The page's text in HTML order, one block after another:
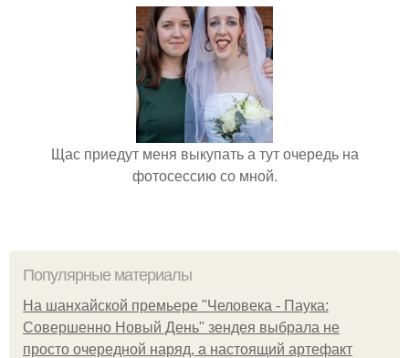
Щас приедут меня выкупать а тут очередь на
фотосессию со мной.
Популярные материалы
На шанхайской премьере "Человека - Паука:
Совершенно Новый День" зендея выбрала не
просто очередной наряд, а настоящий артефакт